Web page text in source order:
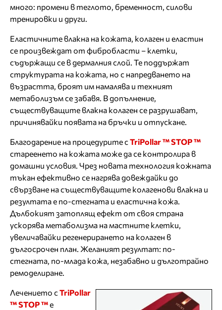
много: промени в теглото, бременност, силови
тренировки и други.
Еластичните влакна на кожата, колаген и еластин
се произвеждат от фибробласти – клетки,
съдържащи се в дермалния слой. Те поддържат
структурата на кожата, но с напредването на
възрастта, броят им намалява и техният
метаболизъм се забавя. В допълнение,
съществуващите влакна колаген се разрушават,
причинявайки появата на бръчки и отпускане.
Благодарение на процедурите с TriPollar ™ STOP ™
стареенето на кожата може да се контролира в
домашни условия. Чрез новата технология кожната
тъкан ефективно се нагрява довеждайки до
свързване на съществуващите колагенови влакна и
резултата е по-стегната и еластична кожа.
Дълбокият затоплящ ефект от своя страна
ускорява метаболизма на мастните клетки,
увеличавайки регенерирането на колаген в
дългосрочен план. Желаният резултат: по-
стегната, по-млада кожа, незабавно и дълготрайно
ремоделиране.
Лечението с TriPollar
™ STOP ™е